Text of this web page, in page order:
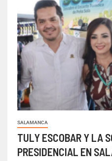
SALAMANCA
TULY ESCOBAR Y LA
PRESIDENCIAL EN